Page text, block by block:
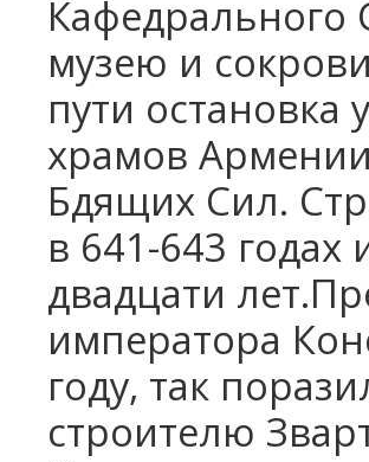
Кафедрального
музею и
пути остановка
храмов
Бдящих Сил.
в 641-643
двадцати
императора
году, так
строителю